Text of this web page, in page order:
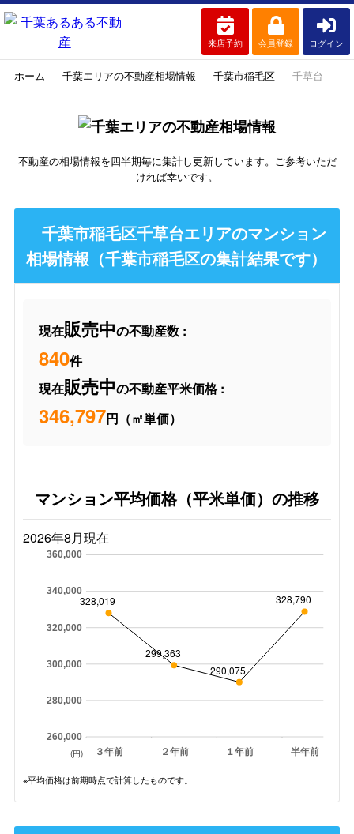
来店予約 会員登録 ログイン
ホーム 千葉エリアの不動産相場情報 千葉市稲毛区 千草台
不動産の相場情報を四半期毎に集計し更新しています。ご参考いただ
ければ幸いです。
千葉市稲毛区千草台エリアのマンション
相場情報（千葉市稲毛区の集計結果です）
現在販売中の不動産数 :
840件
現在販売中の不動産平米価格 :
346,797円（㎡単価）
マンション平均価格（平米単価）の推移
2026年8月現在
３年前 ２年前 １年前 半年前
260,000
280,000
300,000
320,000
340,000
360,000
328,019
299,363
290,075
328,790
(円)
※平均価格は前期時点で計算したものです。